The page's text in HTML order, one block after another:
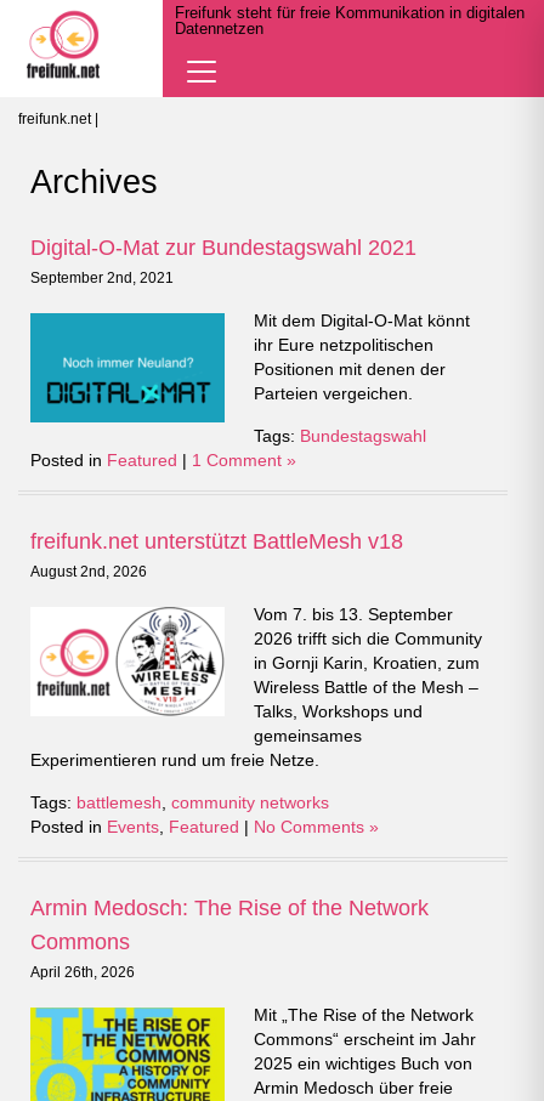
Freifunk steht für freie Kommunikation in digitalen
Datennetzen
Navigation
öffnen
freifunk.net|
Archives
Digital-O-Mat zur Bundestagswahl 2021
September 2nd, 2021
Mit dem Digital-O-Mat könnt
ihr Eure netzpolitischen
Positionen mit denen der
Parteien vergeichen.
Tags: Bundestagswahl
Posted in Featured | 1 Comment »
freifunk.net unterstützt BattleMesh v18
August 2nd, 2026
Vom 7. bis 13. September
2026 trifft sich die Community
in Gornji Karin, Kroatien, zum
Wireless Battle of the Mesh –
Talks, Workshops und
gemeinsames
Experimentieren rund um freie Netze.
Tags: battlemesh community networks
Posted in Events Featured | No Comments »
Armin Medosch: The Rise of the Network
Commons
April 26th, 2026
Mit „The Rise of the Network
Commons“ erscheint im Jahr
2025 ein wichtiges Buch von
Armin Medosch über freie